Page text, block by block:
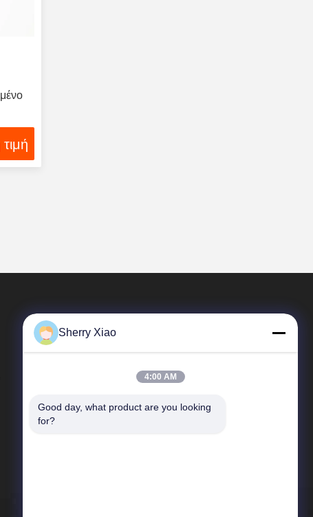
Γρήγοροι Σύνδεσμοι
Sherry Xiao
4:00 AM
Good day, what product are you looking
for?